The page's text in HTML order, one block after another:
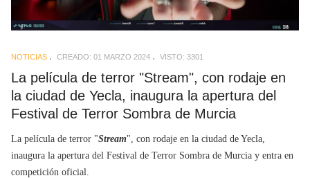
NOTICIAS CREADO: 01 MARZO 2024 VISTO: 3301
La película de terror "Stream", con rodaje en
la ciudad de Yecla, inaugura la apertura del
Festival de Terror Sombra de Murcia
La película de terror "Stream", con rodaje en la ciudad de Yecla,
inaugura la apertura del Festival de Terror Sombra de Murcia y entra en
competición oficial.